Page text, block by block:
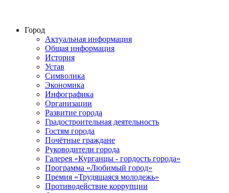
Город
Актуальная информация
Общая информация
История
Устав
Символика
Экономика
Инфографика
Организации
Развитие города
Градостроительная деятельность
Гостям города
Почётные граждане
Руководители города
Галерея «Курганцы - гордость города»
Программа «Любимый город»
Премия «Трудящаяся молодежь»
Противодействие коррупции